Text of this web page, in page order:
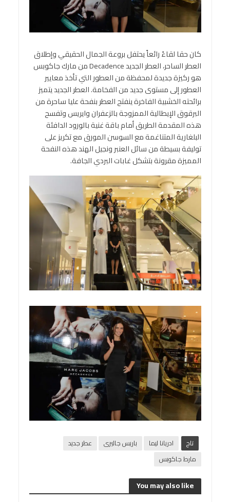
كان حقا لقاءً رائعاً يحتفل بروعة الجمال الحقيقي وإطلاق
العطر الساحر، العطر الجديد Decadence من مارك جاكوبس
هو ركيزة جديدة لمحفظة من العطور التي تأخذ معايير
العطور إلى مستوى جديد من الفخامة. العطر الجديد يتميز
برائحته الخشبية الفاخرة ينفتح العطر بنفحة عليا ساحرة من
البرقوق الإيطالية الممزوجة بالزعفران وايريس وتفسح
هذه المقدمة الطريق أمام باقة غنية بالورود الدافئة
البلغارية المتناغمة مع السوسن المورق مع تكريز على
توليفة بسيطة من سائل العنبر ونجيل الهند هذه النفحة
المميزة مقرونة بتشكل غابات البردي الجافة.
تاج ادريانا ليما باريس جاليرى
عطر جديد
مارط جاكوبس
You may also like